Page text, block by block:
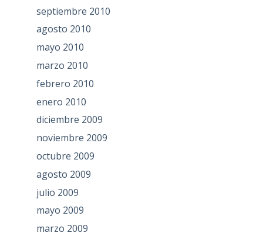
septiembre 2010
agosto 2010
mayo 2010
marzo 2010
febrero 2010
enero 2010
diciembre 2009
noviembre 2009
octubre 2009
agosto 2009
julio 2009
mayo 2009
marzo 2009